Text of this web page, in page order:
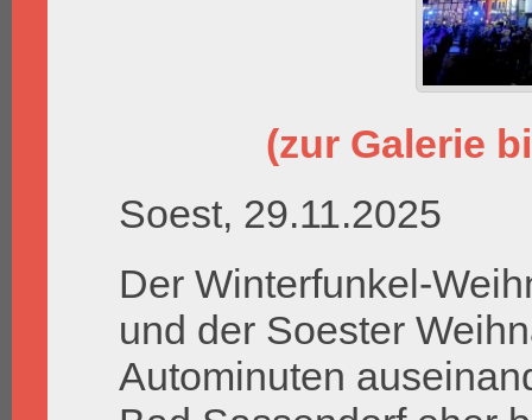
(zur Galerie
Soest, 29.11.2025
Der Winterfunkel-
und der Soester
Autominuten